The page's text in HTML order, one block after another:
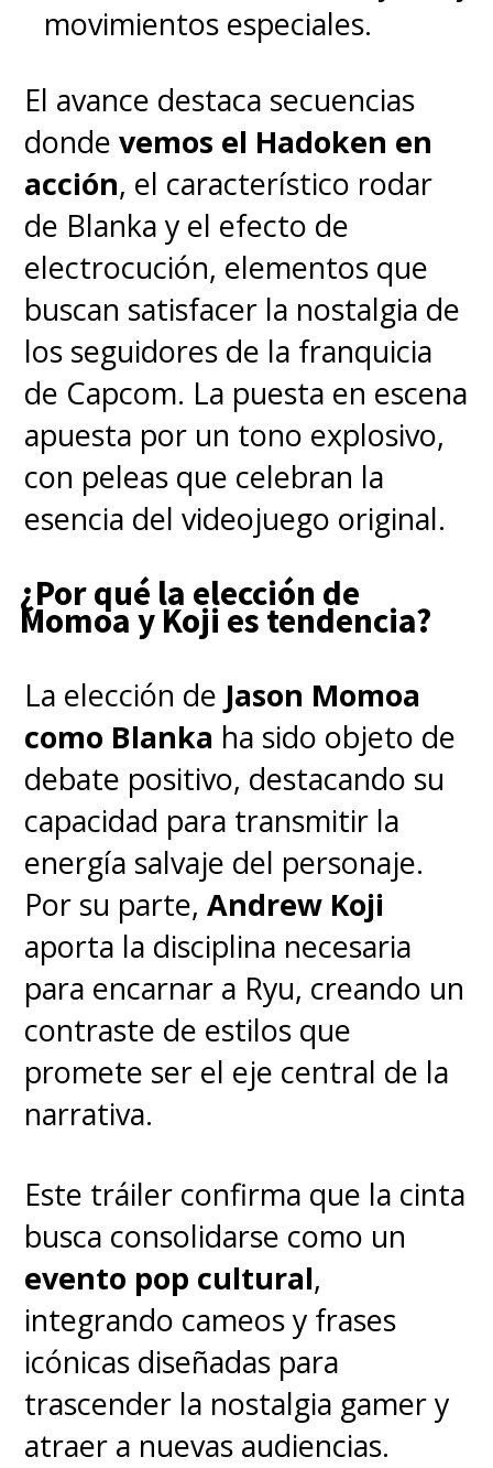
movimientos especiales.
El avance destaca secuencias
dondevemos el Hadoken en
acción, el característico rodar
de Blanka y el efecto de
electrocución, elementos que
buscan satisfacer la nostalgia de
los seguidores de la franquicia
de Capcom. La puesta en escena
apuesta por un tono explosivo,
con peleas que celebran la
esencia del videojuego original.
¿Por qué la elección de
Momoa y Koji es tendencia?
La elección de Jason Momoa
como Blanka ha sido objeto de
debate positivo, destacando su
capacidad para transmitir la
energía salvaje del personaje.
Por su parte,Andrew Koji
aporta la disciplina necesaria
para encarnar a Ryu, creando un
contraste de estilos que
promete ser el eje central de la
narrativa.
Este tráiler confirma que la cinta
busca consolidarse como un
evento pop cultural,
integrando cameos y frases
icónicas diseñadas para
trascender la nostalgia gamer y
atraer a nuevas audiencias.